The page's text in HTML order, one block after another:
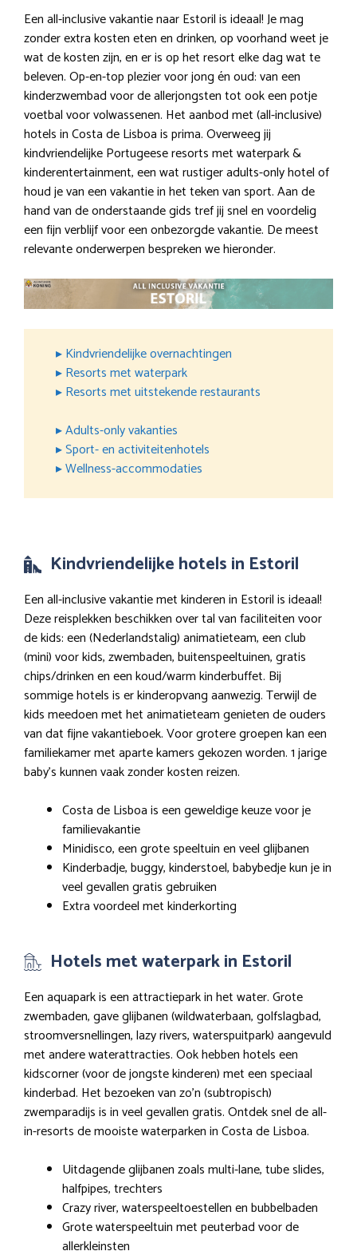
Een all-inclusive vakantie naar Estoril is ideaal! Je mag
zonder extra kosten eten en drinken, op voorhand weet je
wat de kosten zijn, en er is op het resort elke dag wat te
beleven. Op-en-top plezier voor jong én oud: van een
kinderzwembad voor de allerjongsten tot ook een potje
voetbal voor volwassenen. Het aanbod met (all-inclusive)
hotels in Costa de Lisboa is prima. Overweeg jij
kindvriendelijke Portugeese resorts met waterpark &
kinderentertainment, een wat rustiger adults-only hotel of
houd je van een vakantie in het teken van sport. Aan de
hand van de onderstaande gids tref jij snel en voordelig
een fijn verblijf voor een onbezorgde vakantie. De meest
relevante onderwerpen bespreken we hieronder.
▸ Kindvriendelijke overnachtingen
▸ Resorts met waterpark
▸ Resorts met uitstekende restaurants
▸ Adults-only vakanties
▸ Sport- en activiteitenhotels
▸ Wellness-accommodaties
Kindvriendelijke hotels in Estoril
Een all-inclusive vakantie met kinderen in Estoril is ideaal!
Deze reisplekken beschikken over tal van faciliteiten voor
de kids: een (Nederlandstalig) animatieteam, een club
(mini) voor kids, zwembaden, buitenspeeltuinen, gratis
chips/drinken en een koud/warm kinderbuffet. Bij
sommige hotels is er kinderopvang aanwezig. Terwijl de
kids meedoen met het animatieteam genieten de ouders
van dat fijne vakantieboek. Voor grotere groepen kan een
familiekamer met aparte kamers gekozen worden. 1 jarige
baby’s kunnen vaak zonder kosten reizen.
Costa de Lisboa is een geweldige keuze voor je
familievakantie
Minidisco, een grote speeltuin en veel glijbanen
Kinderbadje, buggy, kinderstoel, babybedje kun je in
veel gevallen gratis gebruiken
Extra voordeel met kinderkorting
Hotels met waterpark in Estoril
Een aquapark is een attractiepark in het water. Grote
zwembaden, gave glijbanen (wildwaterbaan, golfslagbad,
stroomversnellingen, lazy rivers, waterspuitpark) aangevuld
met andere waterattracties. Ook hebben hotels een
kidscorner (voor de jongste kinderen) met een speciaal
kinderbad. Het bezoeken van zo’n (subtropisch)
zwemparadijs is in veel gevallen gratis. Ontdek snel de all-
in-resorts de mooiste waterparken in Costa de Lisboa.
Uitdagende glijbanen zoals multi-lane, tube slides,
halfpipes, trechters
Crazy river, waterspeeltoestellen en bubbelbaden
Grote waterspeeltuin met peuterbad voor de